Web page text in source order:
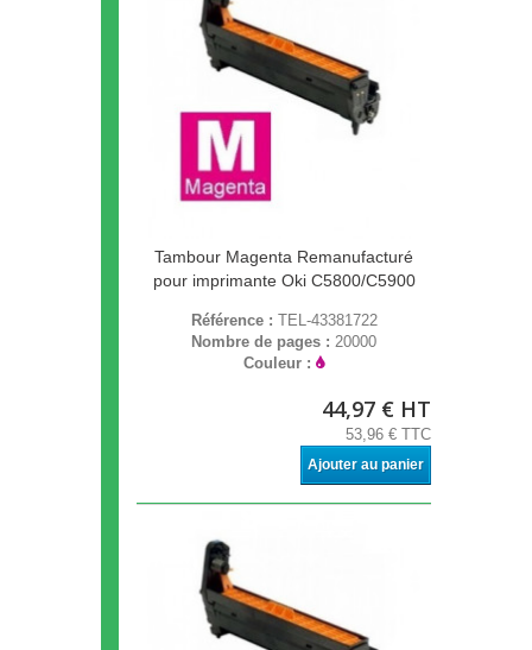
Tambour Magenta Remanufacturé
pour imprimante Oki C5800/C5900
Référence : TEL-43381722
Nombre de pages : 20000
Couleur :
44,97 € HT
53,96 € TTC
Ajouter au panier